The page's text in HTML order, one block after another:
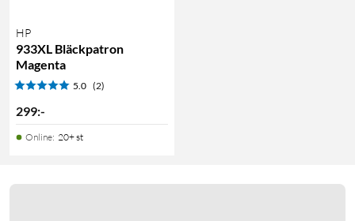
HP
933XL Bläckpatron
Magenta
5.0 (2)
299:-
Online: 20+ st